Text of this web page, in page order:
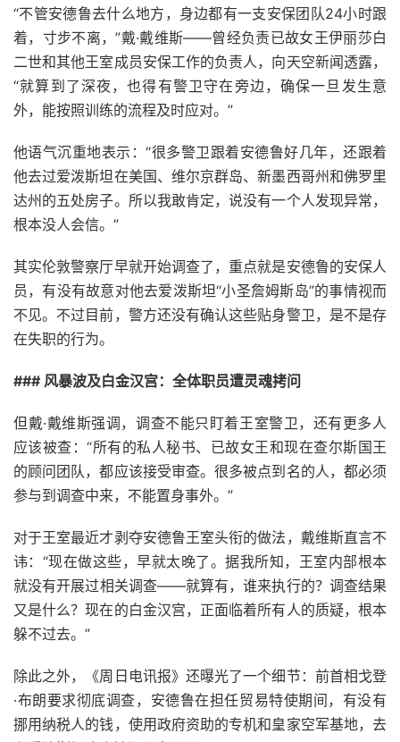
“不管安德鲁去什么地方，身边都有一支安保团队24小时跟
着，寸步不离，”戴·戴维斯——曾经负责已故女王伊丽莎白
二世和其他王室成员安保工作的负责人，向天空新闻透露，
“就算到了深夜，也得有警卫守在旁边，确保一旦发生意
外，能按照训练的流程及时应对。”
他语气沉重地表示：“很多警卫跟着安德鲁好几年，还跟着
他去过爱泼斯坦在美国、维尔京群岛、新墨西哥州和佛罗里
达州的五处房子。所以我敢肯定，说没有一个人发现异常，
根本没人会信。”
其实伦敦警察厅早就开始调查了，重点就是安德鲁的安保人
员，有没有故意对他去爱泼斯坦“小圣詹姆斯岛”的事情视而
不见。不过目前，警方还没有确认这些贴身警卫，是不是存
在失职的行为。
### 风暴波及白金汉宫：全体职员遭灵魂拷问
但戴·戴维斯强调，调查不能只盯着王室警卫，还有更多人
应该被查：“所有的私人秘书、已故女王和现在查尔斯国王
的顾问团队，都应该接受审查。很多被点到名的人，都必须
参与到调查中来，不能置身事外。”
对于王室最近才剥夺安德鲁王室头衔的做法，戴维斯直言不
讳：“现在做这些，早就太晚了。据我所知，王室内部根本
就没有开展过相关调查——就算有，谁来执行的？调查结果
又是什么？现在的白金汉宫，正面临着所有人的质疑，根本
躲不过去。”
除此之外，《周日电讯报》还曝光了一个细节：前首相戈登
·布朗要求彻底调查，安德鲁在担任贸易特使期间，有没有
挪用纳税人的钱，使用政府资助的专机和皇家空军基地，去